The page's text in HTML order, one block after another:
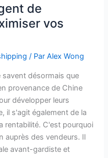
de
vos
/ ParAlex Wong
savent désormais que
provenance de Chine
développer leurs
il s'agit également de la
rentabilité. C'est pourquoi
auprès des vendeurs. Il
avant-gardiste et